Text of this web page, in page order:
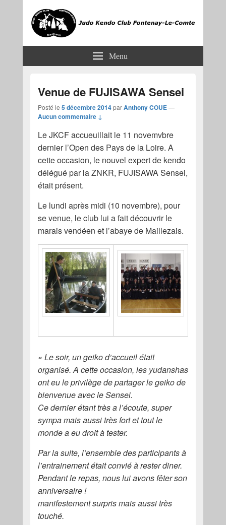
JKCF Menu
Venue de FUJISAWA Sensei
Posté le 5 décembre 2014parAnthony COUE—
Aucun commentaire ↓
Le JKCF accueuillait le 11 novemvbre
dernier l’Open des Pays de la Loire. A
cette occasion, le nouvel expert de kendo
délégué par la ZNKR, FUJISAWA Sensei,
était présent.
Le lundi après midi (10 novembre), pour
se venue, le club lui a fait découvrir le
marais vendéen et l’abaye de Maillezais.
« Le soir, un geiko d’accueil était
organisé. A cette occasion, les yudanshas
ont eu le privilège de partager le geiko de
bienvenue avec le Sensei.
Ce dernier étant très a l’écoute, super
sympa mais aussi très fort et tout le
monde a eu droit à tester.
Par la suite, l’ensemble des participants à
l’entrainement était convié à rester diner.
Pendant le repas, nous lui avons fêter son
anniversaire !
manifestement surpris mais aussi très
touché.